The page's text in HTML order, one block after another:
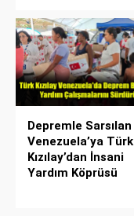
Depremle Sarsılan
Venezuela’ya Türk
Kızılay’dan İnsani
Yardım Köprüsü